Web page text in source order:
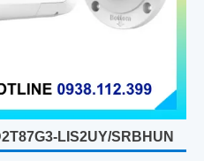
LIS2UY/SRBHUN